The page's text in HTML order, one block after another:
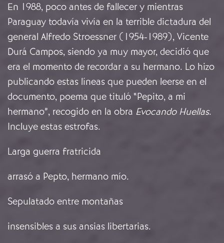
En 1988, poco antes de fallecer y mientras
Paraguay todavía vivía en la terrible dictadura del
general Alfredo Stroessner (1954-1989), Vicente
Durá Campos, siendo ya muy mayor, decidió que
era el momento de recordar a su hermano. Lo hizo
publicando estas líneas que pueden leerse en el
documento, poema que tituló “Pepito, a mi
hermano”, recogido en la obra Evocando Huellas.
Incluye estas estrofas.
Larga guerra fratricida
arrasó a Pepto, hermano mío.
Sepulatado entre montañas
insensibles a sus ansias libertarias.